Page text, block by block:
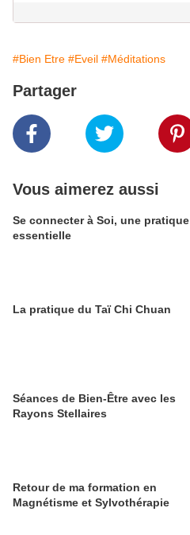
#Bien Etre #Eveil #Méditations
Partager
Vous aimerez aussi
Se connecter à Soi, une pratique
essentielle
La pratique du Taï Chi Chuan
Séances de Bien-Être avec les
Rayons Stellaires
Retour de ma formation en
Magnétisme et Sylvothérapie